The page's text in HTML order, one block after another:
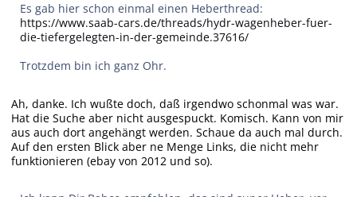
Es gab hier schon einmal einen Heberthread:
https://www.saab-cars.de/threads/hydr-wagenheber-fuer-
die-tiefergelegten-in-der-gemeinde.37616/
Trotzdem bin ich ganz Ohr.
Ah, danke. Ich wußte doch, daß irgendwo schonmal was war.
Hat die Suche aber nicht ausgespuckt. Komisch. Kann von mir
aus auch dort angehängt werden. Schaue da auch mal durch.
Auf den ersten Blick aber ne Menge Links, die nicht mehr
funktionieren (ebay von 2012 und so).